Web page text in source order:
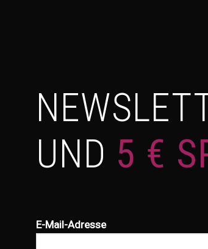
UND 5 €
E-Mail-Adresse